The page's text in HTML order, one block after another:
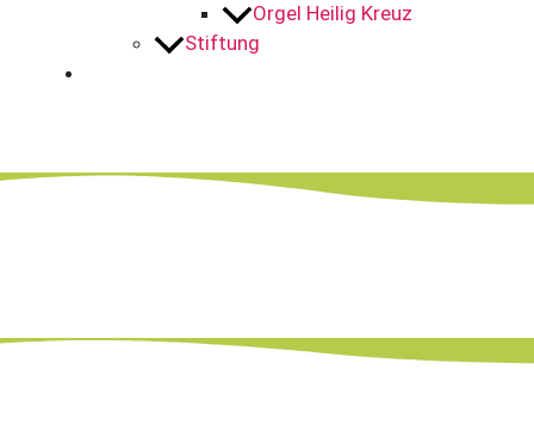
Orgel Heilig Kreuz
Stiftung